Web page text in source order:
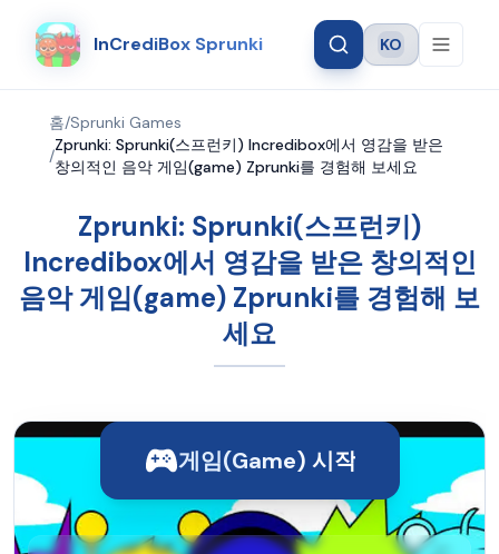
InCrediBox Sprunki Language
KO
홈/Sprunki Games
/
Zprunki: Sprunki(스프런키) Incredibox에서 영감을 받은
창의적인 음악 게임(game) Zprunki를 경험해 보세요
Zprunki: Sprunki(스프런키)
Incredibox에서 영감을 받은 창의적인
음악 게임(game) Zprunki를 경험해 보
세요
게임(Game) 시작